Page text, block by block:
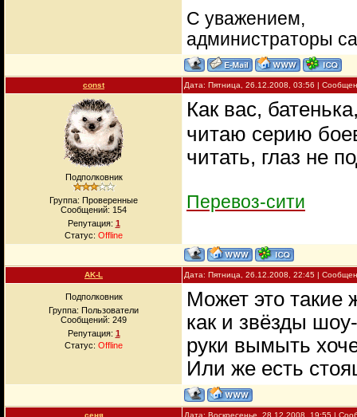
С уважением,
администраторы
const Дата: Пятница, 26.12.2008, 03:56 |
Подполковник
Группа: Проверенные
Сообщений: 154
Репутация: 1
Статус: Offline
Как вас,
читаю серию
читать, глаз не
Перевоз-сити
AK-L Дата: Пятница, 26.12.2008, 22:45 |
Подполковник
Группа: Пользователи
Сообщений: 249
Репутация: 1
Статус: Offline
Может это такие
как и звёзды
руки вымыть
Или же есть
сеня Дата: Воскресенье, 28.12.2008, 19:55 |